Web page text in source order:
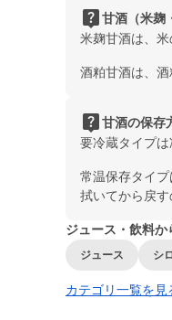
live_help甘酒（米麹
米麹甘酒は、
酒粕甘酒は、
live_help甘酒の保存
要冷蔵タイプは
常温保存タイ
拭いてから戻す
ジュース・飲料か
ジュース シ
カテゴリ一覧を見